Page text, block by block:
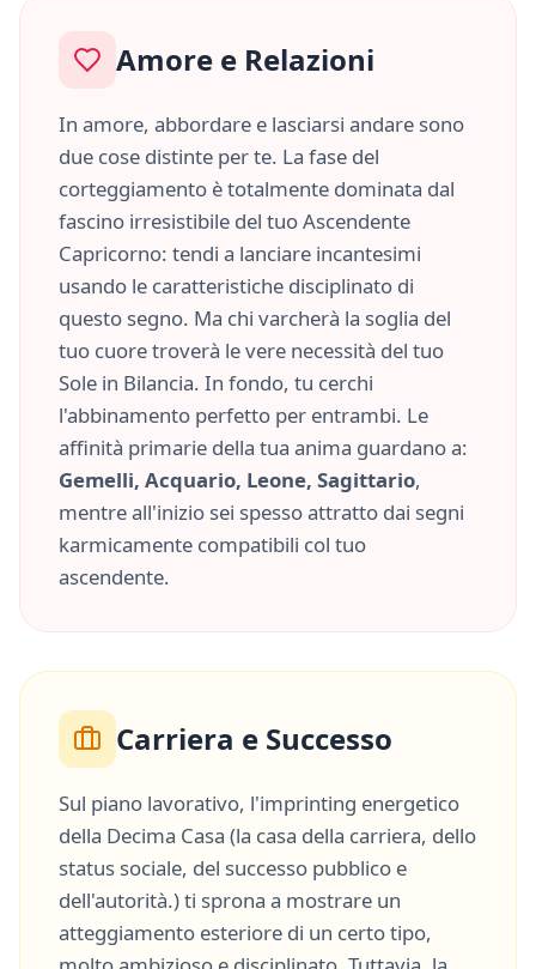
Amore e Relazioni
In amore, abbordare e lasciarsi andare sono
due cose distinte per te. La fase del
corteggiamento è totalmente dominata dal
fascino irresistibile del tuo Ascendente
Capricorno: tendi a lanciare incantesimi
usando le caratteristiche disciplinato di
questo segno. Ma chi varcherà la soglia del
tuo cuore troverà le vere necessità del tuo
Sole in Bilancia. In fondo, tu cerchi
l'abbinamento perfetto per entrambi. Le
affinità primarie della tua anima guardano a:
Gemelli, Acquario, Leone, Sagittario,
mentre all'inizio sei spesso attratto dai segni
karmicamente compatibili col tuo
ascendente.
Carriera e Successo
Sul piano lavorativo, l'imprinting energetico
della Decima Casa (la casa della carriera, dello
status sociale, del successo pubblico e
dell'autorità.) ti sprona a mostrare un
atteggiamento esteriore di un certo tipo,